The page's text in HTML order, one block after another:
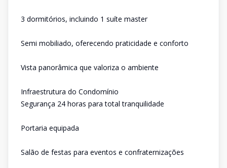
3 dormitórios, incluindo 1 suíte master
Semi mobiliado, oferecendo praticidade e conforto
Vista panorâmica que valoriza o ambiente
Infraestrutura do Condomínio
Segurança 24 horas para total tranquilidade
Portaria equipada
Salão de festas para eventos e confraternizações